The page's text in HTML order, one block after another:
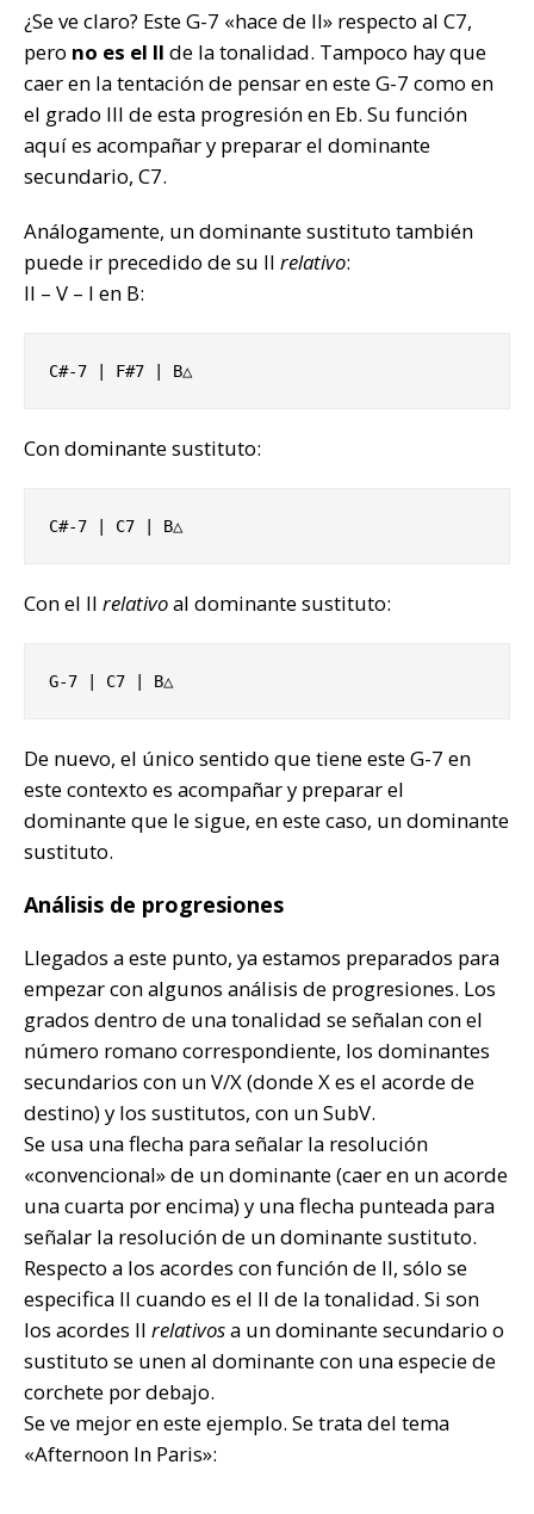
¿Se ve claro? Este G-7 «hace de II» respecto al C7,
pero no es el II de la tonalidad. Tampoco hay que
caer en la tentación de pensar en este G-7 como en
el grado III de esta progresión en Eb. Su función
aquí es acompañar y preparar el dominante
secundario, C7.
Análogamente, un dominante sustituto también
puede ir precedido de su II relativo:
II – V – I en B:
C#-7 | F#7 | B△
Con dominante sustituto:
C#-7 | C7 | B△
Con el II relativoal dominante sustituto:
G-7 | C7 | B△
De nuevo, el único sentido que tiene este G-7 en
este contexto es acompañar y preparar el
dominante que le sigue, en este caso, un dominante
sustituto.
Análisis de progresiones
Llegados a este punto, ya estamos preparados para
empezar con algunos análisis de progresiones. Los
grados dentro de una tonalidad se señalan con el
número romano correspondiente, los dominantes
secundarios con un V/X (donde X es el acorde de
destino) y los sustitutos, con un SubV.
Se usa una flecha para señalar la resolución
«convencional» de un dominante (caer en un acorde
una cuarta por encima) y una flecha punteada para
señalar la resolución de un dominante sustituto.
Respecto a los acordes con función de II, sólo se
especifica II cuando es el II de la tonalidad. Si son
los acordes II relativosa un dominante secundario o
sustituto se unen al dominante con una especie de
corchete por debajo.
Se ve mejor en este ejemplo. Se trata del tema
«Afternoon In Paris»: